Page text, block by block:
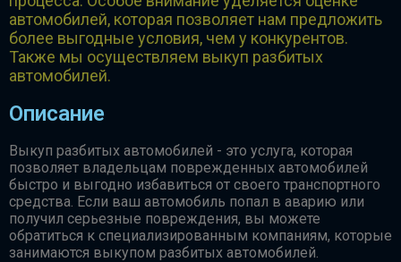
автомобилей, которая позволяет нам предложить
более выгодные условия, чем у конкурентов.
Также мы осуществляем выкуп разбитых
автомобилей.
Описание
Выкуп разбитых автомобилей - это услуга, которая
позволяет владельцам поврежденных автомобилей
быстро и выгодно избавиться от своего транспортного
средства. Если ваш автомобиль попал в аварию или
получил серьезные повреждения, вы можете
обратиться к специализированным компаниям, которые
занимаются выкупом разбитых автомобилей.